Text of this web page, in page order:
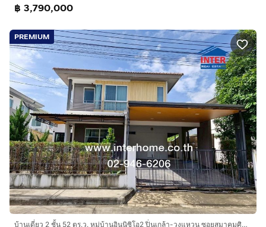
฿ 3,790,000
PREMIUM
บ้านเดี่ยว 2 ชั้น 52 ตร.ว. หมู่บ้านอินนิซิโอ2 ปิ่นเกล้า-วงแหวน ซอยสมาคมศิษย์เก่าโยธินบูรณะ ถนนกาญจนาภิเษก ถนนสำเร็จพัฒนา บางกรวย นนทบุรี